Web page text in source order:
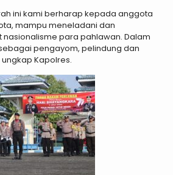
ini kami berharap kepada anggota
mampu meneladani dan
para pahlawan. Dalam
pengayom, pelindung dan
Kapolres.